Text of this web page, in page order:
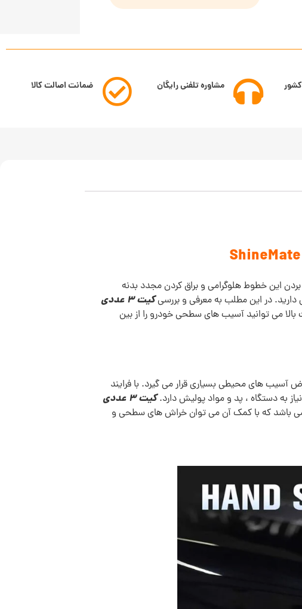
مشاوره تلفنی رایگان ضمانت اصالت کالا
این خطوط هلوگرامی و براق کردن مجدد بدنه
در این مطلب به معرفی و بررسی
کیت 3 عددی
می توانید آسیب های سطحی خودرو را از بین
آسیب های محیطی بسیاری قرار می گیرد. با فرایند
به دستگاه ، پد و مواد پولیش دارد.
کیت 3 عددی
باشد که با کمک آن می توان خراش های سطحی و